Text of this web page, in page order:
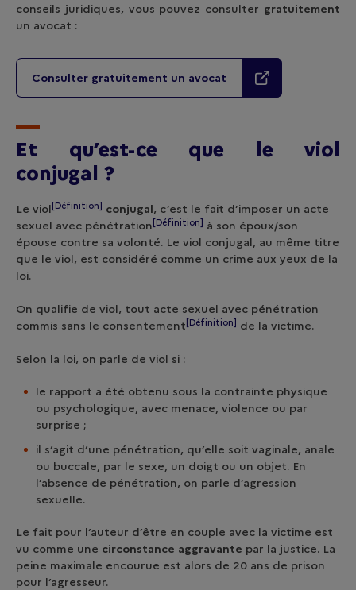
conseils juridiques, vous pouvez consulter gratuitement
un avocat :
Consulter gratuitement un avocat
Et qu’est-ce que le viol
conjugal ?
Le viol [Définition] conjugal, c’est le fait d’imposer un acte
sexuel avec pénétration [Définition] à son époux/son
épouse contre sa volonté. Le viol conjugal, au même titre
que le viol, est considéré comme un crime aux yeux de la
loi.
On qualifie de viol, tout acte sexuel avec pénétration
commis sans le consentement [Définition] de la victime.
Selon la loi, on parle de viol si :
le rapport a été obtenu sous la contrainte physique
ou psychologique, avec menace, violence ou par
surprise ;
il s’agit d’une pénétration, qu’elle soit vaginale, anale
ou buccale, par le sexe, un doigt ou un objet. En
l’absence de pénétration, on parle d’agression
sexuelle.
Le fait pour l’auteur d’être en couple avec la victime est
vu comme une circonstance aggravante par la justice. La
peine maximale encourue est alors de 20 ans de prison
pour l’agresseur.